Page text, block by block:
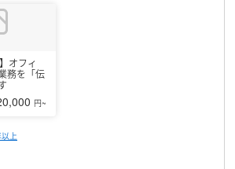
あります。
構成・表現が可能です。
も制作しておりますので、ぜひご覧くださ
わかりやすく伝える動画」を制作いたしま
ださい。
オフィ
務を「伝
円~
上